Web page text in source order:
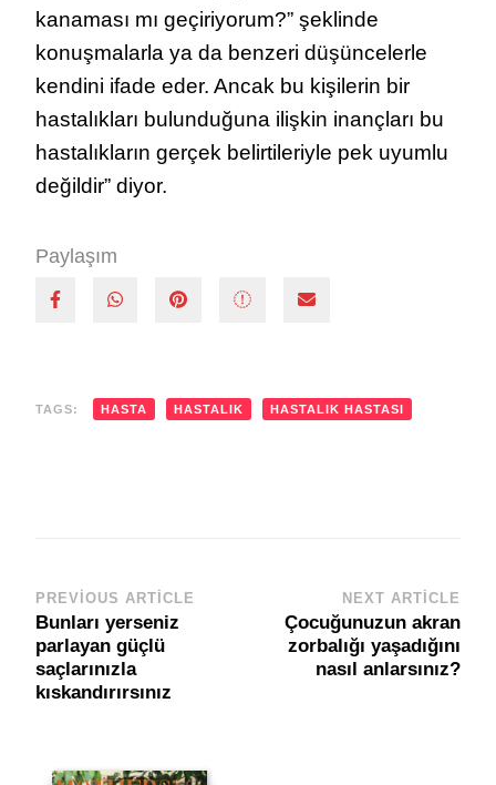
kanaması mı geçiriyorum?” şeklinde
konuşmalarla ya da benzeri düşüncelerle
kendini ifade eder. Ancak bu kişilerin bir
hastalıkları bulunduğuna ilişkin inançları bu
hastalıkların gerçek belirtileriyle pek uyumlu
değildir” diyor.
Paylaşım
TAGS: HASTA HASTALIK HASTALIK HASTASI
Post
Navigation
PREVIOUS ARTICLE
Bunları yerseniz
parlayan güçlü
saçlarınızla
kıskandırırsınız
NEXT ARTICLE
Çocuğunuzun akran
zorbalığı yaşadığını
nasıl anlarsınız?